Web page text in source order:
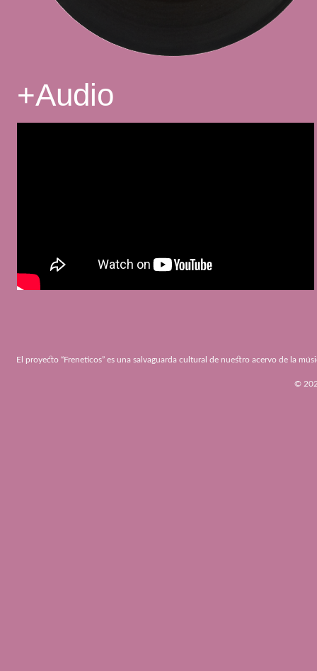
+Audio
El proyecto “Freneticos” es una salvaguarda cultural de nuestro acervo de la
©